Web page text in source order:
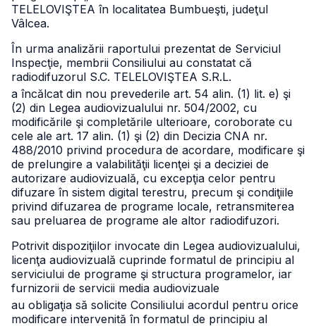
TELELOVIŞTEA în localitatea Bumbueşti, judeţul
Vâlcea.
În urma analizării raportului prezentat de Serviciul
Inspecţie, membrii Consiliului au constatat că
radiodifuzorul S.C. TELELOVIŞTEA S.R.L.
a încălcat din nou prevederile art. 54 alin. (1) lit. e) şi
(2) din Legea audiovizualului nr. 504/2002, cu
modificările şi completările ulterioare, coroborate cu
cele ale art. 17 alin. (1) şi (2) din Decizia CNA nr.
488/2010 privind procedura de acordare, modificare şi
de prelungire a valabilităţii licenţei şi a deciziei de
autorizare audiovizuală, cu excepţia celor pentru
difuzare în sistem digital terestru, precum şi condiţiile
privind difuzarea de programe locale, retransmiterea
sau preluarea de programe ale altor radiodifuzori.
Potrivit dispoziţiilor invocate din Legea audiovizualului,
licenţa audiovizuală cuprinde formatul de principiu al
serviciului de programe şi structura programelor, iar
furnizorii de servicii media audiovizuale
au obligaţia să solicite Consiliului acordul pentru orice
modificare intervenită în formatul de principiu al